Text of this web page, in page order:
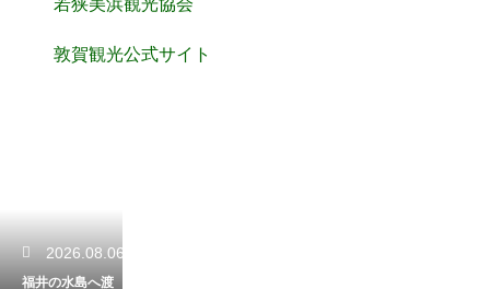
敦賀観光公式サイト
2026.08.06
福井の水島へ渡